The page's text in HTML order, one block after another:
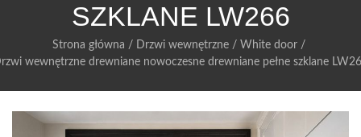
SZKLANE LW266
Strona główna / Drzwi wewnętrzne / White door /
wewnętrzne drewniane nowoczesne drewniane pełne szklane